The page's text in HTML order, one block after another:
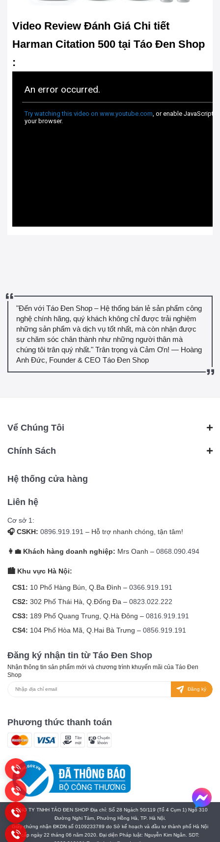
Video Review Đánh Giá Chi tiết
Harman Citation 500 tại Táo Đen Shop
:
"Đến với Táo Đen Shop – Hệ thống bán lẻ sản phẩm công
nghệ chính hãng, quý khách không chỉ được trải nghiệm
những sản phẩm và dịch vụ tốt nhất, mà còn nhận được
sự chăm sóc chân thành như những người thân mà
chúng tôi trân quý nhất." Trân trọng và Cảm Ơn! — Hoàng
Anh Đức, Founder & CEO Táo Đen Shop
Vể Chúng Tôi
Chính Sách
Hệ thống cửa hàng
Liên hệ
Cơ sở 1:
🎧 CSKH: 0896.919.191 – Hỗ trợ nhanh chóng, tận tâm!
👩‍💼 Khách hàng doanh nghiệp: Mrs Oanh – 0868.090.494
🏙️ Khu vực Hà Nội:
CS1: 10 Phố Hàng Bún, Q.Ba Đình – 0366.919.191
CS2: 302 Phố Thái Hà, Q.Đống Đa – 0823.022.222
CS3: 189 Phố Quang Trung, Q.Hà Đông – 0816.919.191
CS4: 104 Phố Hòa Mã, Q.Hai Bà Trưng – 0856.919.191
Đăng ký nhận tin từ Táo Đen Shop
Nhận thông tin sản phẩm mới và chương trình khuyến mãi của Táo Đen
Shop
Đăng ký
Phương thức thanh toán
CÔNG TY TNHH TÁO ĐEN SHOP Địa chỉ: Số 28 Ngách 50/119 (Tổ 4 Cụm 1) Ngõ 310
Đường Nghi Tàm, Phường Hồng Hà, TP. Hà Nội.
Giấy chứng nhận ĐKDN số 0109233789 do Sở kế hoạch và đầu tư thành phố Hà Nội
cấp ngày 22 tháng 06 năm 2020. Đại diện Pháp luật: Nguyễn Kim Ngân. SDT: